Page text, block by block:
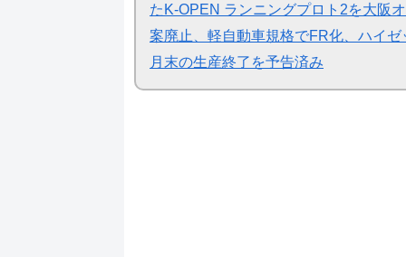
たK-OPEN ランニングプロト2を大阪
案廃止、軽自動車規格でFR化、ハイ
月末の生産終了を予告済み